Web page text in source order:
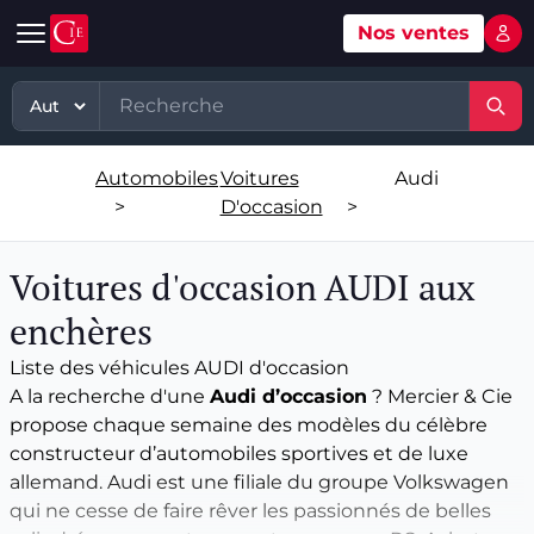
Automobile
Voitures d'occasion
Véhicules tout terrain et 4x4 d'occasion
Voitures de luxe d'occasion
Véhicules utilitaires d'occasion
Grande vente mobilier objets
Ventes XXème
Bijoux & Mode
Vins & Spiritueux
Spécialités
Matériel, équipement
Matériel professionnel
Stock et marchandises neuves et
Usines & industries
Biens incorporels
TP
Nos ventes
Automobiles
>
Voitures
D'occasion
>
Audi
Voitures d'occasion AUDI aux
enchères
Liste des véhicules AUDI d'occasion
A la recherche d'une Audi d’occasion ? Mercier & Cie
propose chaque semaine des modèles du célèbre
constructeur d’automobiles sportives et de luxe
allemand. Audi est une filiale du groupe Volkswagen
qui ne cesse de faire rêver les passionnés de belles